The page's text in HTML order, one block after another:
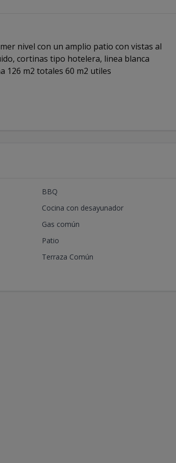
nivel con un amplio patio con vistas al
cortinas tipo hotelera, linea blanca
126 m2 totales 60 m2 utiles
BBQ
Cocina con desayunador
Gas común
Patio
Terraza Común